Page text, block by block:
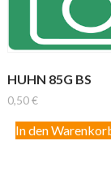
HUHN 85G BS
0,50€
In den